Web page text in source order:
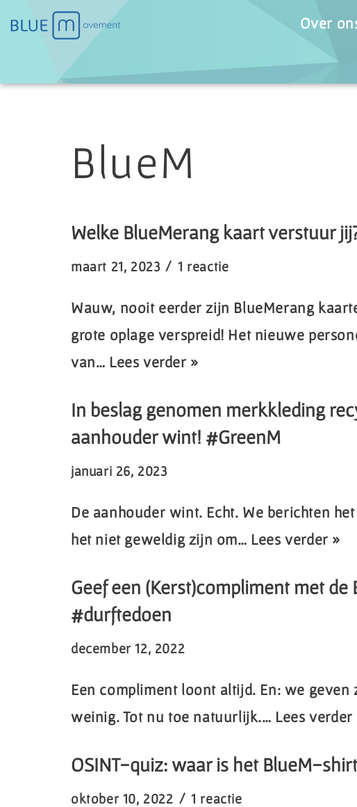
Over
BlueM
Welke BlueMerang kaart verstuur
maart 21, 2023 1 reactie
Wauw, nooit eerder zijn BlueMerang
grote oplage verspreid! Het nieuwe
van… Lees verder »
In beslag genomen merkkleding
aanhouder wint! #GreenM
januari 26, 2023
De aanhouder wint. Echt. We berichten
het niet geweldig zijn om… Lees verder »
Geef een (Kerst)compliment met de
#durftedoen
december 12, 2022
Een compliment loont altijd. En: we geven
weinig. Tot nu toe natuurlijk.… Lees verder
OSINT-quiz: waar is het BlueM-
oktober 10, 2022 1 reactie